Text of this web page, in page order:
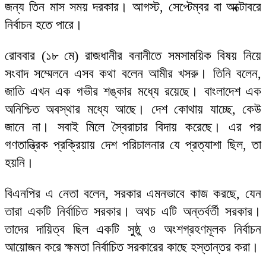
জন্য তিন মাস সময় দরকার। আগস্ট, সেপ্টেম্বর বা অক্টোবরে
নির্বাচন হতে পারে।
রোববার (১৮ মে) রাজধানীর বনানীতে সমসাময়িক বিষয় নিয়ে
সংবাদ সম্মেলনে এসব কথা বলেন আমীর খসরু। তিনি বলেন,
জাতি এখন এক গভীর শঙ্কার মধ্যে রয়েছে। বাংলাদেশ এক
অনিশ্চিত অবস্থার মধ্যে আছে। দেশ কোথায় যাচ্ছে, কেউ
জানে না। সবাই মিলে স্বৈরাচার বিদায় করেছে। এর পর
গণতান্ত্রিক প্রক্রিয়ায় দেশ পরিচালনার যে প্রত্যাশা ছিল, তা
হয়নি।
বিএনপির এ নেতা বলেন, সরকার এমনভাবে কাজ করছে, যেন
তারা একটি নির্বাচিত সরকার। অথচ এটি অন্তর্বর্তী সরকার।
তাদের দায়িত্ব ছিল একটি সুষ্ঠু ও অংশগ্রহণমূলক নির্বাচন
আয়োজন করে ক্ষমতা নির্বাচিত সরকারের কাছে হস্তান্তর করা।